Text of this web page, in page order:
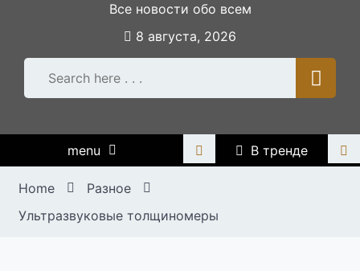
Все новости обо всем
8 августа, 2026
menu В тренде
Home
Разное
Ультразвуковые толщиномеры